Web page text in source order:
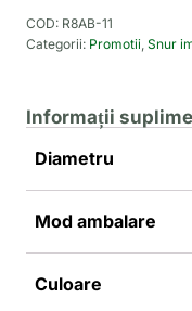
COD: R8AB-11
Categorii: Promotii, Snur
Informații
Diametru
Mod ambalare
Culoare